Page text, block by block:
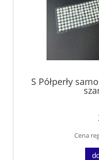
S Półperły
Cena